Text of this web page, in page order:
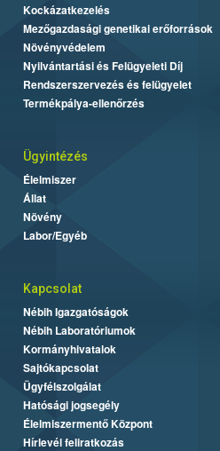
Kockázatkezelés
Mezőgazdasági genetikai erőforrások
Növényvédelem
Nyilvántartási és Felügyeleti Díj
Rendszerszervezés és felügyelet
Termékpálya-ellenőrzés
Ügyintézés
Élelmiszer
Állat
Növény
Labor/Egyéb
Kapcsolat
Nébih Igazgatóságok
Nébih Laboratóriumok
Kormányhivatalok
Sajtókapcsolat
Ügyfélszolgálat
Hatósági jogsegély
Élelmiszermentő Központ
Hírlevél feliratkozás